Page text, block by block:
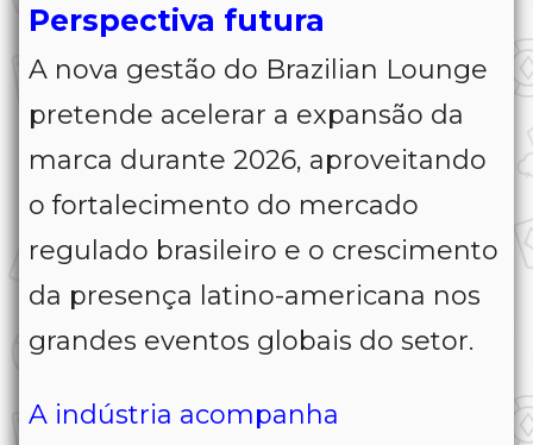
Perspectiva futura
A nova gestão do Brazilian Lounge
pretende acelerar a expansão da
marca durante 2026, aproveitando
o fortalecimento do mercado
regulado brasileiro e o crescimento
da presença latino-americana nos
grandes eventos globais do setor.
A indústria acompanha